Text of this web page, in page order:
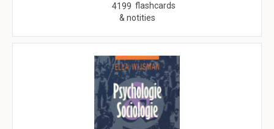
4199 flashcards
& notities